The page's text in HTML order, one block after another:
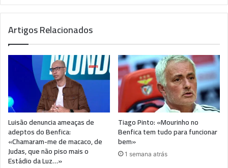
Artigos Relacionados
Luisão denuncia ameaças de
adeptos do Benfica:
«Chamaram-me de macaco, de
Judas, que não piso mais o
Estádio da Luz…»
Tiago Pinto: «Mourinho no
Benfica tem tudo para funcionar
bem»
1 semana atrás